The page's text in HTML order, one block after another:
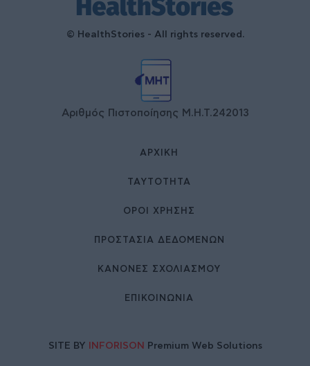
© HealthStories - All rights reserved.
Αριθμός Πιστοποίησης Μ.Η.Τ.242013
ΑΡΧΙΚΉ
ΤΑΥΤΌΤΗΤΑ
ΌΡΟΙ ΧΡΉΣΗΣ
ΠΡΟΣΤΑΣΙΑ ΔΕΔΟΜΕΝΩΝ
ΚΑΝΟΝΕΣ ΣΧΟΛΙΑΣΜΟΥ
ΕΠΙΚΟΙΝΩΝΊΑ
SITE BY INFORISON Premium Web Solutions